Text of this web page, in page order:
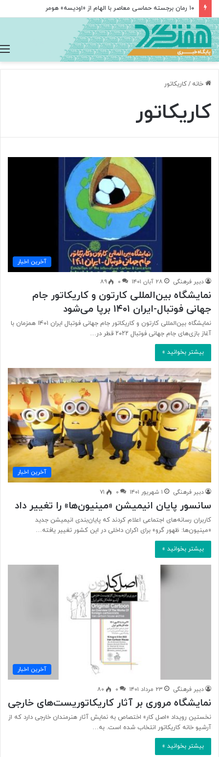
۱۰ رمان برجسته حماسی معاصر با الهام از «اودیسه» هومر
خانه /کاریکاتور
کاریکاتور
آخرین اخبار
دبیر فرهنگی ۲۸ آبان ۱۴۰۱ ۰ ۸۹
نمایشگاه بین‌المللی کارتون و کاریکاتور جام
جهانی فوتبال-ایران ۱۴۰۱ برپا می‌شود
نمایشگاه بین‌المللی کارتون و کاریکاتور جام جهانی فوتبال ایران ۱۴۰۱ همزمان با
آغاز بازی‌های جام جهانی فوتبال ۲۰۲۲ قطر در…
بیشتر بخوانید »
آخرین اخبار
دبیر فرهنگی ۱ شهریور ۱۴۰۱ ۰ ۷۱
سانسور پایان انیمیشن «مینیون‌ها» را تغییر داد
کاربران رسانه‌های اجتماعی اعلام کردند که پایان‌بندی انیمیشن جدید
«مینیون‌ها: ظهور گرو» برای اکران داخلی در این کشور تغییر یافته…
بیشتر بخوانید »
آخرین اخبار
دبیر فرهنگی ۲۳ مرداد ۱۴۰۱ ۰ ۸۰
نمایشگاه مروری بر آثار کاریکاتوریست‌های خارجی
نخستین رویداد «اصل کار» اختصاص به نمایش آثار هنرمندان خارجی دارد که از
آرشیو خانه کاریکاتور انتخاب شده است. به…
بیشتر بخوانید »